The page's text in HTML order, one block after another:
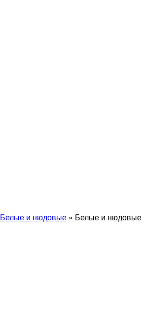
Белые и нюдовые » Белые и нюдовые